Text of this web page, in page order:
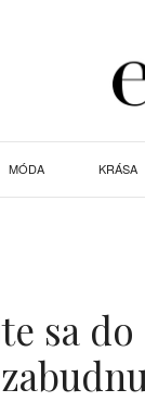
MÓDA KRÁSA
sa